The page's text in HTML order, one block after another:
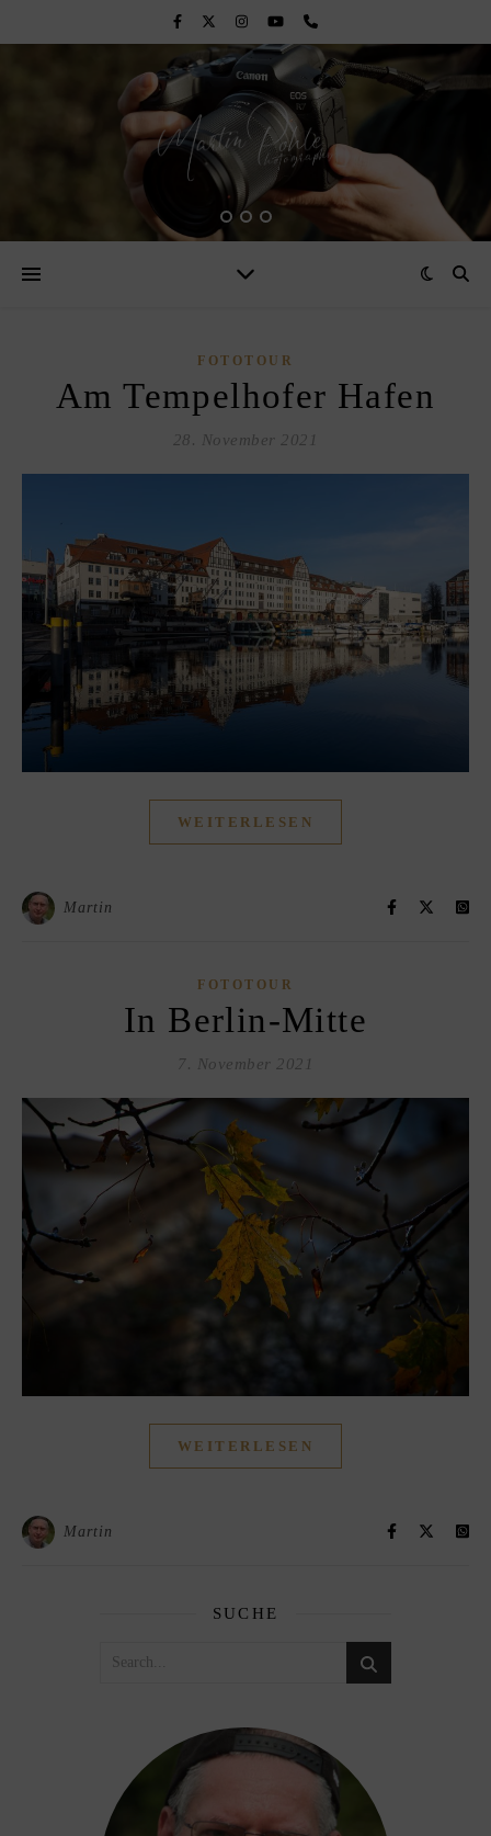
FOTOTOUR
Am Tempelhofer Hafen
28. November 2021
WEITERLESEN
Martin
FOTOTOUR
In Berlin-Mitte
7. November 2021
WEITERLESEN
Martin
SUCHE